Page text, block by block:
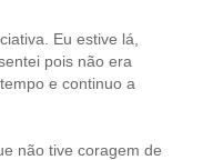
Eu estive lá,
pois não era
e continuo a
não tive coragem de